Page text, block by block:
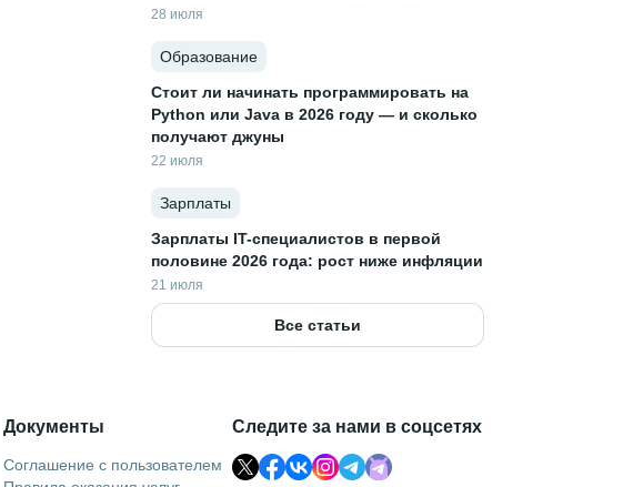
28 июля
Образование
Стоит ли начинать программировать на
Python или Java в 2026 году — и сколько
получают джуны
22 июля
Зарплаты
Зарплаты IT-специалистов в первой
половине 2026 года: рост ниже инфляции
21 июля
Все статьи
Документы
Соглашение с пользователем
Следите за нами в соцсетях